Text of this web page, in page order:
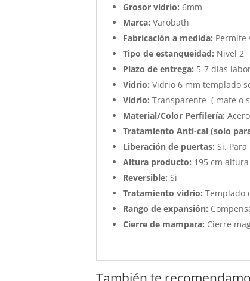
Grosor vidrio: 6mm
Marca: Varobath
Fabricación a medida: Permite
Tipo de estanqueidad: Nivel 2
Plazo de entrega: 5-7 días
Vidrio: Vidrio 6 mm templado
Vidrio: Transparente ( mate o
Material/Color Perfilería:
Tratamiento Anti-cal (solo
Liberación de puertas: Si.
Altura producto: 195 cm
Reversible: Si
Tratamiento vidrio: Templado
Rango de expansión:
Cierre de mampara: Cierre